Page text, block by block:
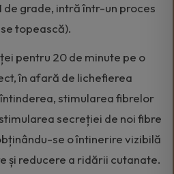
grade, intră într-un proces
topească).
pentru 20 de minute pe o
în afară de lichefierea
stimularea fibrelor
secreției de noi fibre
se o întinerire vizibilă
și reducere a ridării cutanate.